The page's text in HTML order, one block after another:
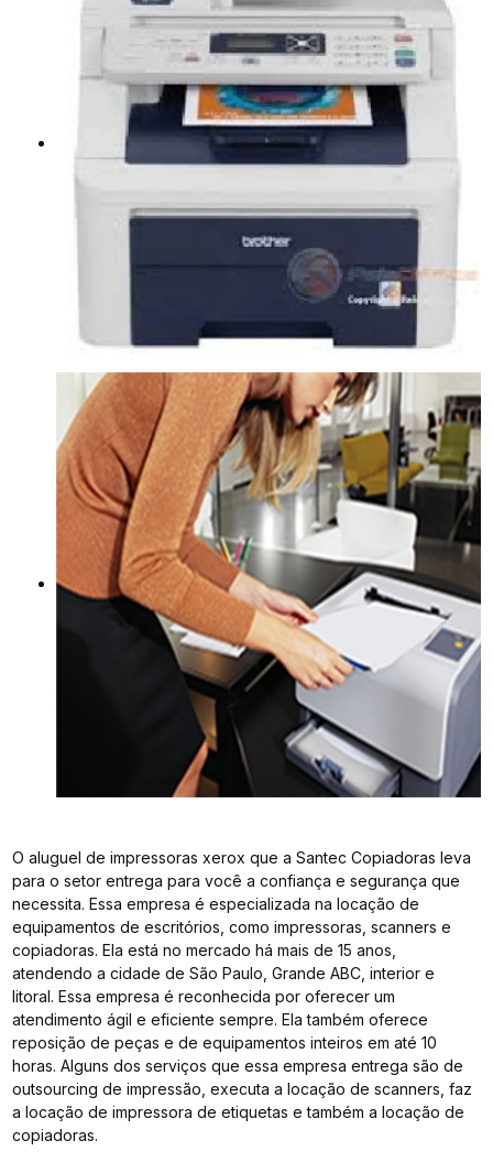
O aluguel de impressoras xerox que a Santec Copiadoras leva
para o setor entrega para você a confiança e segurança que
necessita. Essa empresa é especializada na locação de
equipamentos de escritórios, como impressoras, scanners e
copiadoras. Ela está no mercado há mais de 15 anos,
atendendo a cidade de São Paulo, Grande ABC, interior e
litoral. Essa empresa é reconhecida por oferecer um
atendimento ágil e eficiente sempre. Ela também oferece
reposição de peças e de equipamentos inteiros em até 10
horas. Alguns dos serviços que essa empresa entrega são de
outsourcing de impressão, executa a locação de scanners, faz
a locação de impressora de etiquetas e também a locação de
copiadoras.